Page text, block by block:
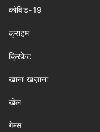
कोविड-19
क्राइम
क्रिकेट
खाना खज़ाना
खेल
गेम्स